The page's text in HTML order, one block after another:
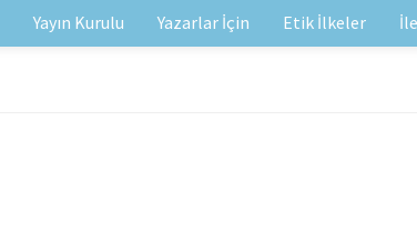
Yayın Kurulu Yazarlar İçin Etik İlkeler